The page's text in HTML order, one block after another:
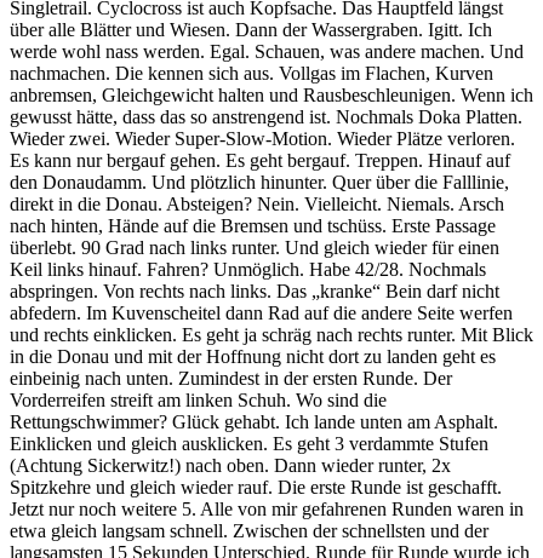
Singletrail. Cyclocross ist auch Kopfsache. Das Hauptfeld längst
über alle Blätter und Wiesen. Dann der Wassergraben. Igitt. Ich
werde wohl nass werden. Egal. Schauen, was andere machen. Und
nachmachen. Die kennen sich aus. Vollgas im Flachen, Kurven
anbremsen, Gleichgewicht halten und Rausbeschleunigen. Wenn ich
gewusst hätte, dass das so anstrengend ist. Nochmals Doka Platten.
Wieder zwei. Wieder Super-Slow-Motion. Wieder Plätze verloren.
Es kann nur bergauf gehen. Es geht bergauf. Treppen. Hinauf auf
den Donaudamm. Und plötzlich hinunter. Quer über die Falllinie,
direkt in die Donau. Absteigen? Nein. Vielleicht. Niemals. Arsch
nach hinten, Hände auf die Bremsen und tschüss. Erste Passage
überlebt. 90 Grad nach links runter. Und gleich wieder für einen
Keil links hinauf. Fahren? Unmöglich. Habe 42/28. Nochmals
abspringen. Von rechts nach links. Das „kranke“ Bein darf nicht
abfedern. Im Kuvenscheitel dann Rad auf die andere Seite werfen
und rechts einklicken. Es geht ja schräg nach rechts runter. Mit Blick
in die Donau und mit der Hoffnung nicht dort zu landen geht es
einbeinig nach unten. Zumindest in der ersten Runde. Der
Vorderreifen streift am linken Schuh. Wo sind die
Rettungschwimmer? Glück gehabt. Ich lande unten am Asphalt.
Einklicken und gleich ausklicken. Es geht 3 verdammte Stufen
(Achtung Sickerwitz!) nach oben. Dann wieder runter, 2x
Spitzkehre und gleich wieder rauf. Die erste Runde ist geschafft.
Jetzt nur noch weitere 5. Alle von mir gefahrenen Runden waren in
etwa gleich langsam schnell. Zwischen der schnellsten und der
langsamsten 15 Sekunden Unterschied. Runde für Runde wurde ich